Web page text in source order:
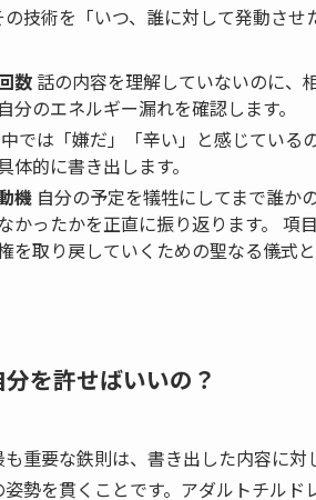
技術を「いつ、誰に対して発動させ
数 話の内容を理解していないのに、
のエネルギー漏れを確認します。
では「嫌だ」「辛い」と感じている
的に書き出します。
機 自分の予定を犠牲にしてまで誰か
かったかを正直に振り返ります。
を取り戻していくための聖なる儀式
を許せばいいの？
重要な鉄則は、書き出した内容に
勢を貫くことです。アダルトチル